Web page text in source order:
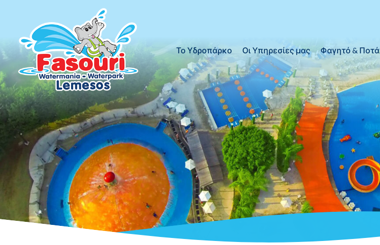
Το Υδροπάρκο Οι Υπηρεσίες μας Φαγητό & Ποτά